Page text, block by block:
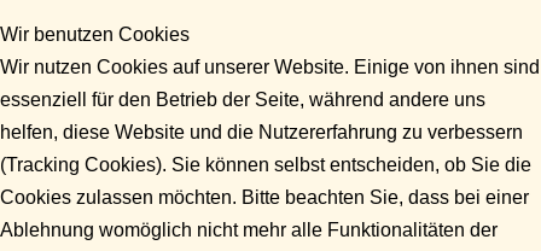
Wir benutzen Cookies
Wir nutzen Cookies auf unserer Website. Einige von ihnen sind
essenziell für den Betrieb der Seite, während andere uns
helfen, diese Website und die Nutzererfahrung zu verbessern
(Tracking Cookies). Sie können selbst entscheiden, ob Sie die
Cookies zulassen möchten. Bitte beachten Sie, dass bei einer
Ablehnung womöglich nicht mehr alle Funktionalitäten der